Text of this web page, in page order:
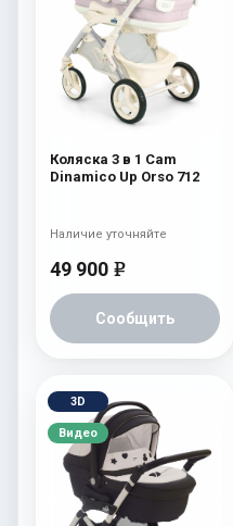
Коляска 3 в 1 Cam
Dinamico Up Orso 712
49 900 e
Сообщить
Наличие уточняйте
3D
Видео